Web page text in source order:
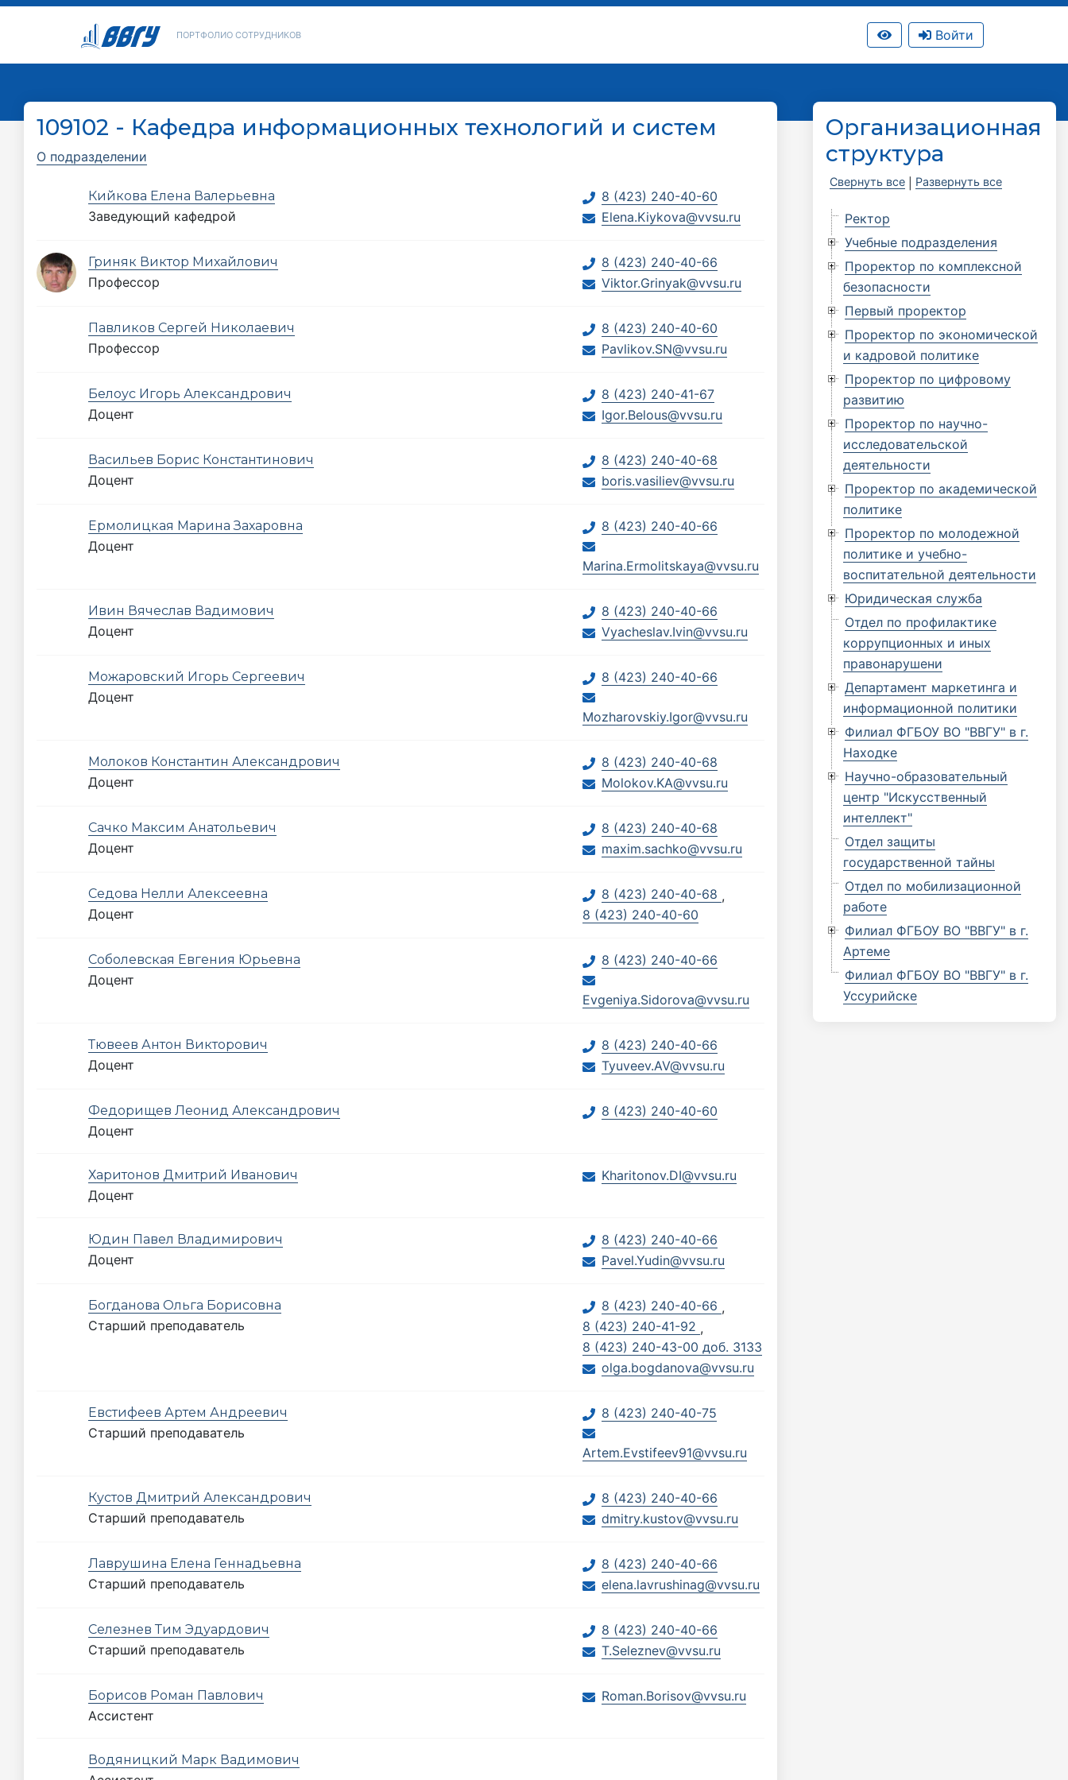
ПОРТФОЛИО СОТРУДНИКОВ Войти
109102 - Кафедра информационных технологий и систем
О подразделении
Кийкова Елена Валерьевна
Заведующий кафедрой
8 (423) 240-40-60
Elena.Kiykova@vvsu.ru
Гриняк Виктор Михайлович
Профессор
8 (423) 240-40-66
Viktor.Grinyak@vvsu.ru
Павликов Сергей Николаевич
Профессор
8 (423) 240-40-60
Pavlikov.SN@vvsu.ru
Белоус Игорь Александрович
Доцент
8 (423) 240-41-67
Igor.Belous@vvsu.ru
Васильев Борис Константинович
Доцент
8 (423) 240-40-68
boris.vasiliev@vvsu.ru
Ермолицкая Марина Захаровна
Доцент
8 (423) 240-40-66
Marina.Ermolitskaya@vvsu.ru
Ивин Вячеслав Вадимович
Доцент
8 (423) 240-40-66
Vyacheslav.Ivin@vvsu.ru
Можаровский Игорь Сергеевич
Доцент
8 (423) 240-40-66
Mozharovskiy.Igor@vvsu.ru
Молоков Константин Александрович
Доцент
8 (423) 240-40-68
Molokov.KA@vvsu.ru
Сачко Максим Анатольевич
Доцент
8 (423) 240-40-68
maxim.sachko@vvsu.ru
Седова Нелли Алексеевна
Доцент
8 (423) 240-40-68 ,
8 (423) 240-40-60
Соболевская Евгения Юрьевна
Доцент
8 (423) 240-40-66
Evgeniya.Sidorova@vvsu.ru
Тювеев Антон Викторович
Доцент
8 (423) 240-40-66
Tyuveev.AV@vvsu.ru
Федорищев Леонид Александрович
Доцент
8 (423) 240-40-60
Харитонов Дмитрий Иванович
Доцент
Kharitonov.DI@vvsu.ru
Юдин Павел Владимирович
Доцент
8 (423) 240-40-66
Pavel.Yudin@vvsu.ru
Богданова Ольга Борисовна
Старший преподаватель
8 (423) 240-40-66 ,
8 (423) 240-41-92 ,
8 (423) 240-43-00 доб. 3133
olga.bogdanova@vvsu.ru
Евстифеев Артем Андреевич
Старший преподаватель
8 (423) 240-40-75
Artem.Evstifeev91@vvsu.ru
Кустов Дмитрий Александрович
Старший преподаватель
8 (423) 240-40-66
dmitry.kustov@vvsu.ru
Лаврушина Елена Геннадьевна
Старший преподаватель
8 (423) 240-40-66
elena.lavrushinag@vvsu.ru
Селезнев Тим Эдуардович
Старший преподаватель
8 (423) 240-40-66
T.Seleznev@vvsu.ru
Борисов Роман Павлович
Ассистент
Roman.Borisov@vvsu.ru
Водяницкий Марк Вадимович
Организационная
структура
Свернуть все Развернуть все
Ректор
Учебные подразделения
Проректор по комплексной
безопасности
Первый проректор
Проректор по экономической
и кадровой политике
Проректор по цифровому
развитию
Проректор по научно-
исследовательской
деятельности
Проректор по академической
политике
Проректор по молодежной
политике и учебно-
воспитательной деятельности
Юридическая служба
Отдел по профилактике
коррупционных и иных
правонарушени
Департамент маркетинга и
информационной политики
Филиал ФГБОУ ВО "ВВГУ" в г.
Находке
Научно-образовательный
центр "Искусственный
интеллект"
Отдел защиты
государственной тайны
Отдел по мобилизационной
работе
Филиал ФГБОУ ВО "ВВГУ" в г.
Артеме
Филиал ФГБОУ ВО "ВВГУ" в г.
Уссурийске